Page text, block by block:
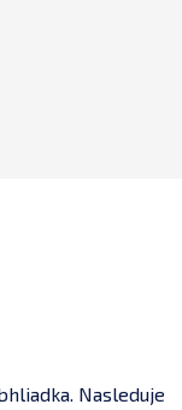
Nasleduje